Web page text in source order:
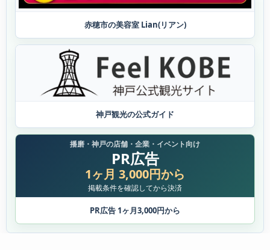
赤穂市の美容室 Lian(リアン)
神戸観光の公式ガイド
播磨・神戸の店舗・企業・イベント向け
PR広告
1ヶ月 3,000円から
掲載条件を確認してから決済
PR広告 1ヶ月3,000円から